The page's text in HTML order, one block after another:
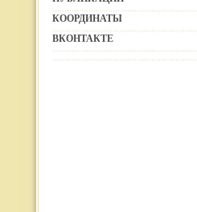
КООРДИНАТЫ
ВКОНТАКТЕ